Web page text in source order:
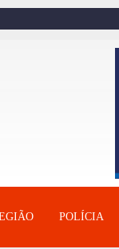
POLÍCIA